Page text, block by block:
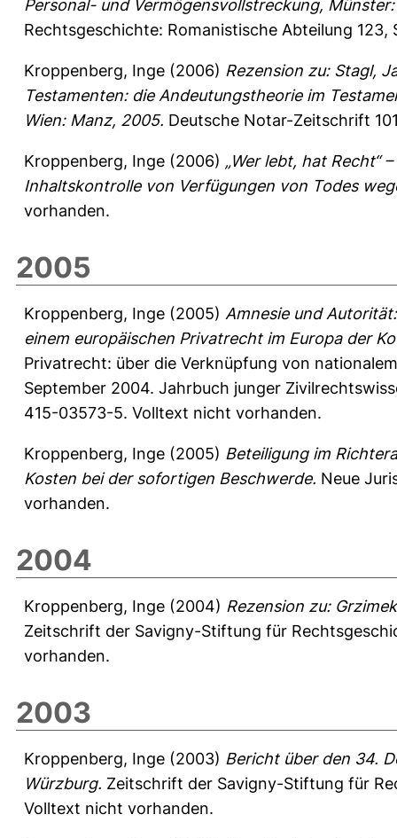
Personal- und Vermögensvollstreckung,
Rechtsgeschichte: Romanistische Abteilung
Kroppenberg, Inge (2006) Rezension zu: Stagl,
Testamenten: die Andeutungstheorie im
Wien: Manz, 2005. Deutsche Notar-Zeitschrift
Kroppenberg, Inge (2006) „Wer lebt, hat Recht“
Inhaltskontrolle von Verfügungen von Todes
vorhanden.
2005
Kroppenberg, Inge (2005) Amnesie und
einem europäischen Privatrecht im Europa der
Privatrecht: über die Verknüpfung von
September 2004. Jahrbuch junger
415-03573-5. Volltext nicht vorhanden.
Kroppenberg, Inge (2005) Beteiligung im
Kosten bei der sofortigen Beschwerde. Neue
vorhanden.
2004
Kroppenberg, Inge (2004) Rezension zu:
Zeitschrift der Savigny-Stiftung für
vorhanden.
2003
Kroppenberg, Inge (2003) Bericht über den 34.
Würzburg. Zeitschrift der Savigny-Stiftung für
Volltext nicht vorhanden.